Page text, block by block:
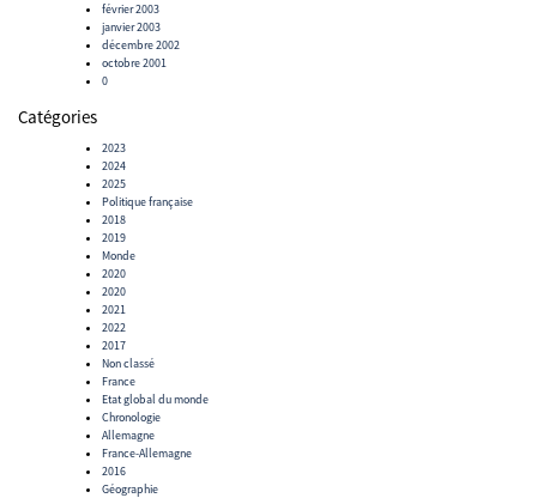
février 2003
janvier 2003
décembre 2002
octobre 2001
0
Catégories
2023
2024
2025
Politique française
2018
2019
Monde
2020
2020
2021
2022
2017
Non classé
France
Etat global du monde
Chronologie
Allemagne
France-Allemagne
2016
Géographie